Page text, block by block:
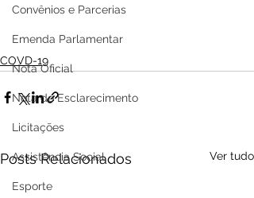
Convênios e Parcerias
Emenda Parlamentar
Nota Oficial
Nota de Esclarecimento
Licitações
Assistência Social
Esporte
COVD-19
Posts Relacionados Ver tudo